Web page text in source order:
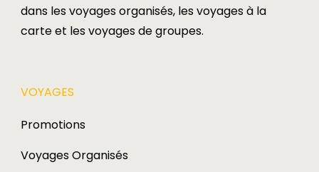
dans les voyages organisés, les voyages à la
carte et les voyages de groupes.​
VOYAGES​
Promotions
Voyages Organisés